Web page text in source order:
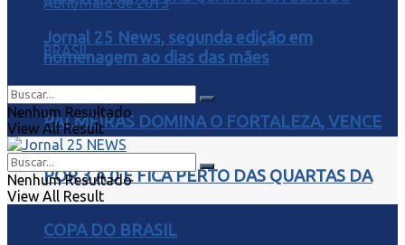
PALMEIRAS DOMINA O FORTALEZA, VENCE
POR 3 A 0 E FICA PERTO DAS QUARTAS DA
COPA DO BRASIL
Jornal 25 News, segunda edição em
homenagem ao dias das mães
Nenhum Resultado
View All Result
Nenhum Resultado
View All Result